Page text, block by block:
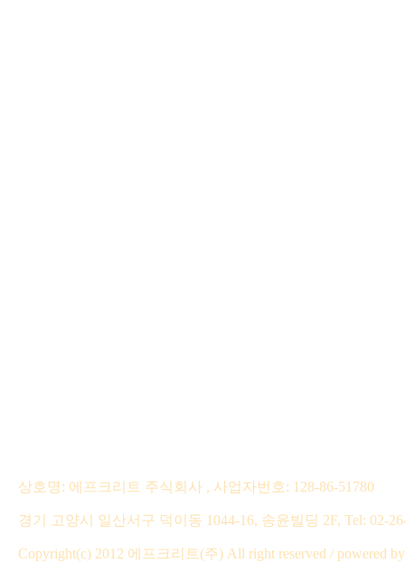
상호명: 에프크리트 주식회사 , 사업자번호: 128-86-51780
경기 고양시 일산서구 덕이동 1044-16, 송윤빌딩 2F, Tel: 02-
Copyright(c) 2012 에프크리트(주) All right reserved / powered